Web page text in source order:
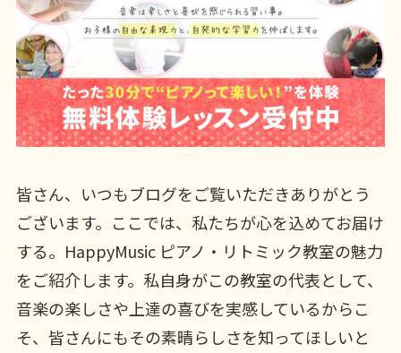
皆さん、いつもブログをご覧いただきありがとう
ございます。ここでは、私たちが心を込めてお届け
する。HappyMusic ピアノ・リトミック教室の魅力
をご紹介します。私自身がこの教室の代表として、
音楽の楽しさや上達の喜びを実感しているからこ
そ、皆さんにもその素晴らしさを知ってほしいと